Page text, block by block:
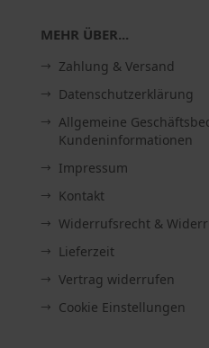
MEHR ÜBER...
Zahlung & Versand
Datenschutzerklärung
Allgemeine
Kundeninformationen
Impressum
Kontakt
Widerrufsrecht &
Lieferzeit
Vertrag widerrufen
Cookie Einstellungen